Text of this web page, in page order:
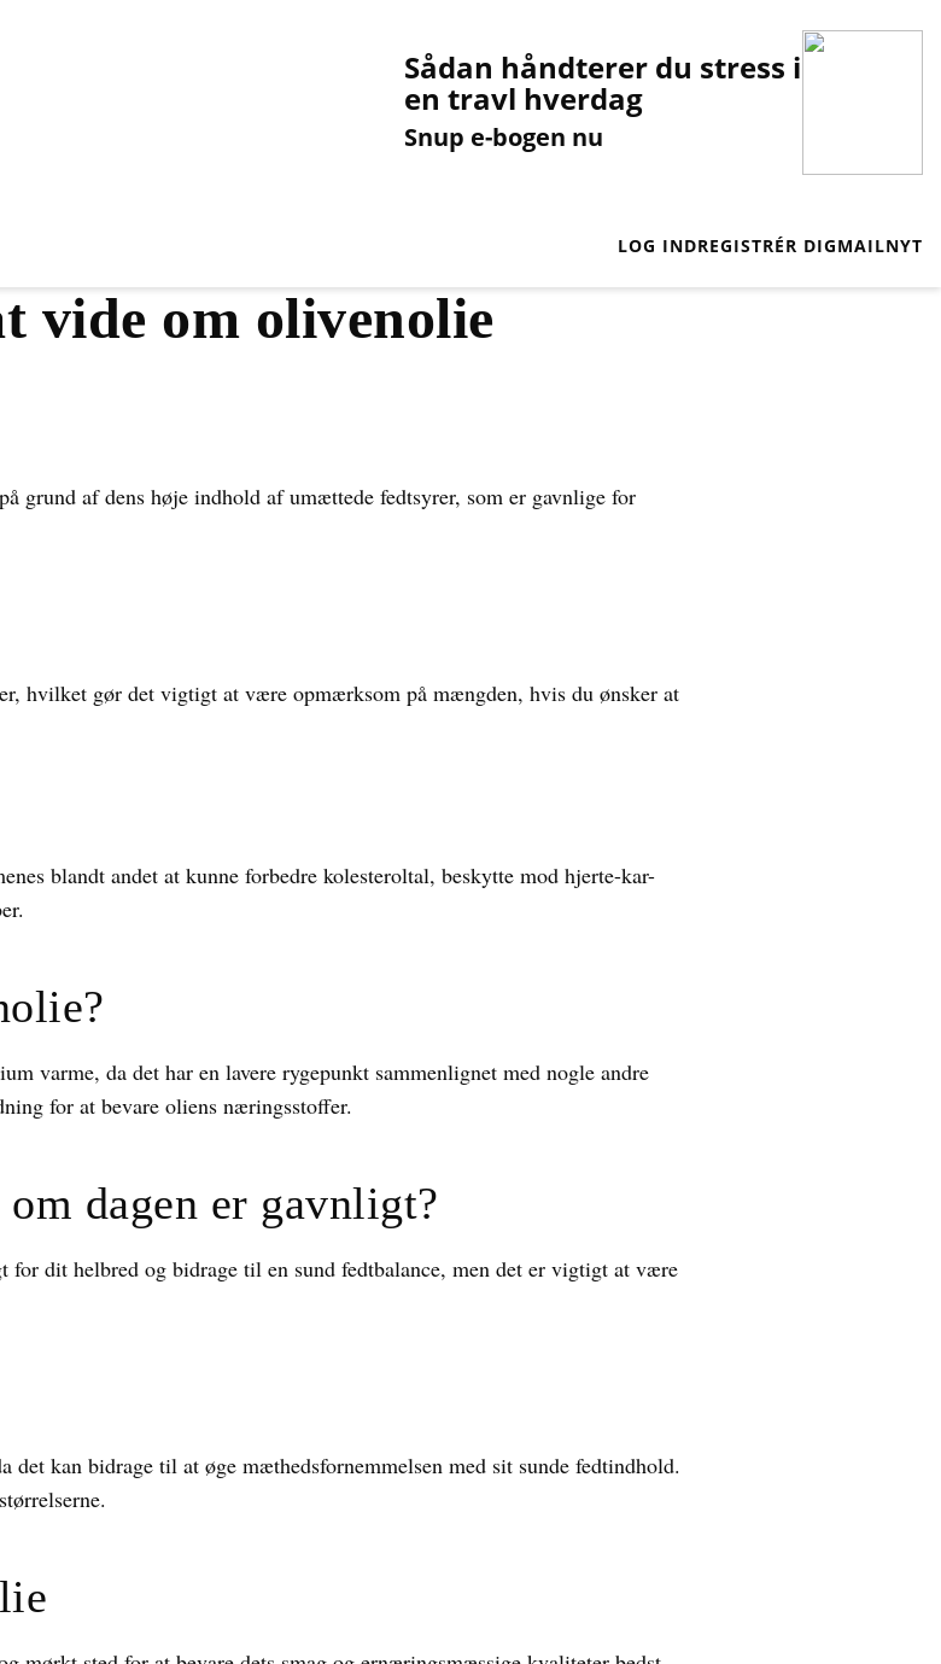
Sådan håndterer du stress i
en travl hverdag
Snup e-bogen nu
LOG INDREGISTRÉR DIGMAILNYT
vide om olivenolie
grund af dens høje indhold af umættede fedtsyrer, som er gavnlige for
hvilket gør det vigtigt at være opmærksom på mængden, hvis du ønsker at
blandt andet at kunne forbedre kolesteroltal, beskytte mod hjerte-kar-
varme, da det har en lavere rygepunkt sammenlignet med nogle andre
for at bevare oliens næringsstoffer.
dagen er gavnligt?
dit helbred og bidrage til en sund fedtbalance, men det er vigtigt at være
kan bidrage til at øge mæthedsfornemmelsen med sit sunde fedtindhold.